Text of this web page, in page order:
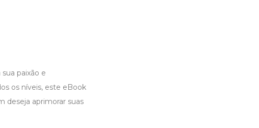
paixão e
os níveis, este eBook
deseja aprimorar suas